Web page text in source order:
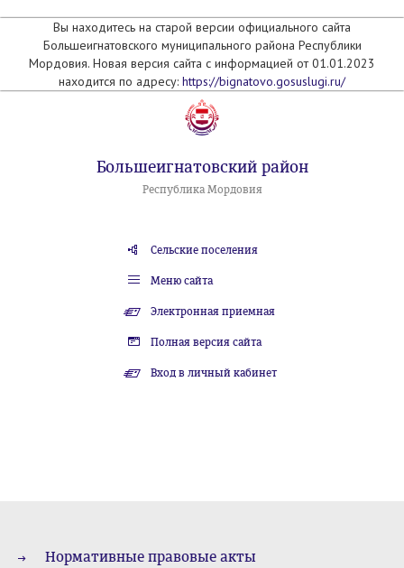
Вы находитесь на старой версии официального сайта
Большеигнатовского муниципального района Республики
Мордовия. Новая версия сайта с информацией от 01.01.2023
находится по адресу: https://bignatovo.gosuslugi.ru/
Большеигнатовский район
Республика Мордовия
Сельские поселения
Меню сайта
Электронная приемная
Полная версия сайта
Вход в личный кабинет
Нормативные правовые акты